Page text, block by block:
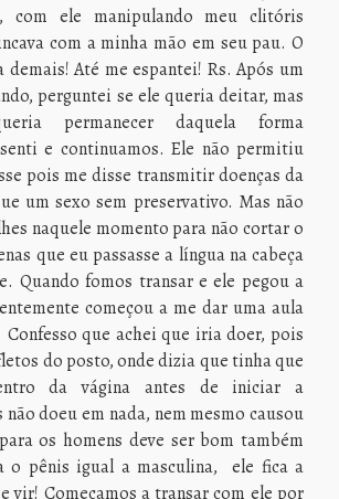
com ele manipulando meu clitóris
com a minha mão em seu pau. O
demais! Até me espantei! Rs. Após um
perguntei se ele queria deitar, mas
permanecer daquela forma
e continuamos. Ele não permitiu
pois me disse transmitir doenças da
um sexo sem preservativo. Mas não
naquele momento para não cortar o
que eu passasse a língua na cabeça
Quando fomos transar e ele pegou a
começou a me dar uma aula
Confesso que achei que iria doer, pois
do posto, onde dizia que tinha que
da vágina antes de iniciar a
não doeu em nada, nem mesmo causou
os homens deve ser bom também
o pênis igual a masculina, ele fica a
vir! Começamos a transar com ele por